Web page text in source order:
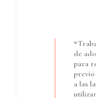
de
para
previo
a las